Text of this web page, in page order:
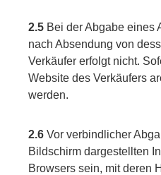
2.5 Bei der Abgabe eines
nach Absendung von
Verkäufer erfolgt nicht.
Website des Verkäufers
werden.
2.6 Vor verbindlicher
Bildschirm dargestellten
Browsers sein, mit deren